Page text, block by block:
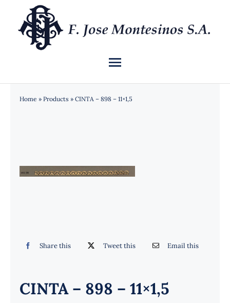
contenido
Toggle
Navigation
INICIO
Home » Products » CINTA – 898 – 11×1,5
Share this Tweet this Email this
CINTA – 898 – 11×1,5